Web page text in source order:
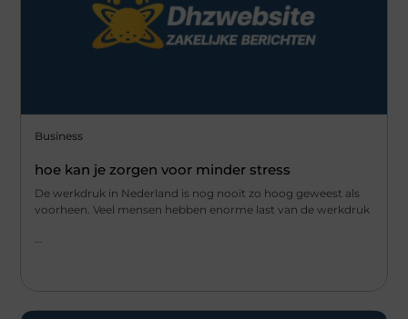
Business
hoe kan je zorgen voor minder stress
De werkdruk in Nederland is nog nooit zo hoog geweest als
voorheen. Veel mensen hebben enorme last van de werkdruk